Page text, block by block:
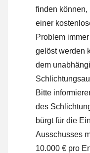
finden können,
einer
Problem
gelöst werden
dem
Bitte
des
bürgt für die
Ausschusses
10.000 € pro